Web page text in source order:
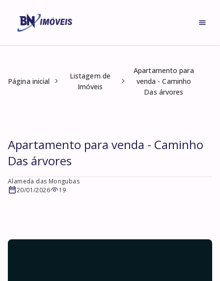
Página inicial
Listagem de
Imóveis
Apartamento para
venda - Caminho
Das árvores
Apartamento para venda - Caminho
Das árvores
Alameda das Mongubas
20/01/2026
19